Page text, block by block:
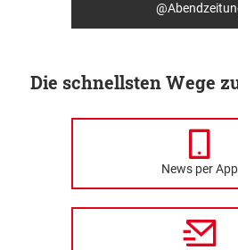
Die schnellsten Wege
News per App